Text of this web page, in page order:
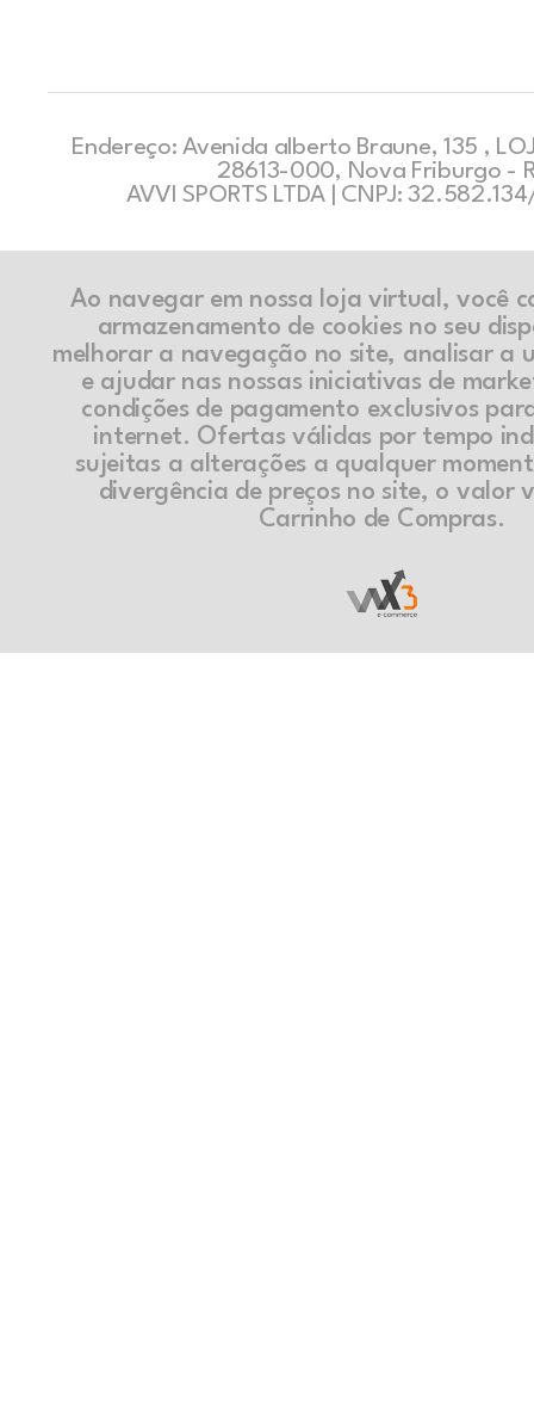
Endereço: Avenida alberto Braune, 135 ,
28613-000, Nova Friburgo -
AVVI SPORTS LTDA | CNPJ:
Ao navegar em nossa loja virtual, você
armazenamento de cookies no seu
melhorar a navegação no site, analisar a
e ajudar nas nossas iniciativas de
condições de pagamento exclusivos
internet. Ofertas válidas por tempo
sujeitas a alterações a qualquer
divergência de preços no site, o valor
Carrinho de Compras.